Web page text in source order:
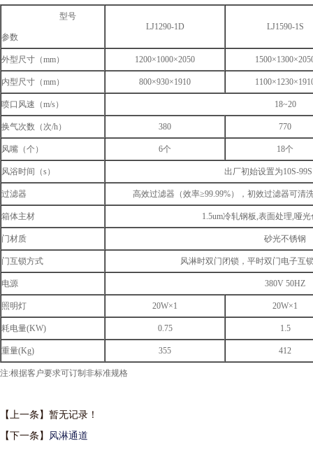
型号
参数
LJ1290-1D LJ1590-1S
外型尺寸（mm） 1200×1000×2050
内型尺寸（mm） 800×930×1910
喷口风速（m/s） 18~20
换气次数（次/h） 380 770
风嘴（个） 6个 18个
风浴时间（s） 出厂初始设置为10S-
过滤器 高效过滤器（效率≥99.99%），初效过滤器可清
箱体主材 1.5um冷轧钢板,表面处理,哑
门材质 砂光不锈钢
门互锁方式 风淋时双门闭锁，平时双门电子互
电源 380V 50HZ
照明灯 20W×1 20W×1
耗电量(KW) 0.75 1.5
重量(Kg) 355 412
注:根据客户要求可订制非标准规格
【上一条】暂无记录！
【下一条】
风淋通道